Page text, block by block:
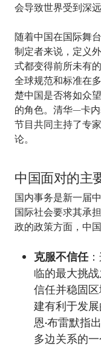
会导致世界受到深远
随着中国在国际舞
制定者来说，定义
式都变得前所未有
全球规范和标准在
楚中国是否将如众
的角色。清华—卡内
节目共同主持了专
论。
中国面对的主
国内事务是新一届
国际社会要求其承
政的政策方面，中
克服不信任
临的最大挑
信任并稳固
建有利于发
恩•布雷默指
多边关系的一